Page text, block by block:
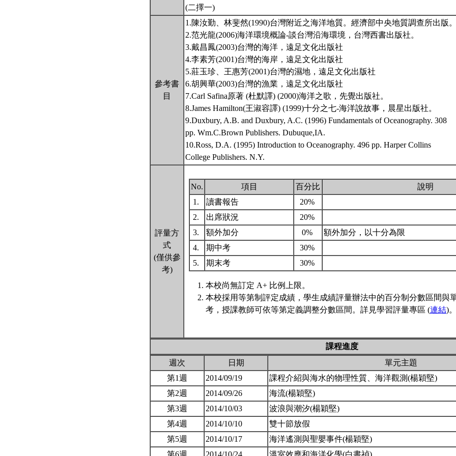
(二擇一)
參考書
目
1.陳汝勤、林斐然(1990)台灣附近之海洋地質。經濟部中央地質調查所出版
2.范光龍(2006)海洋環境概論-談台灣沿海環境，台灣西書出版社。
3.戴昌鳳(2003)台灣的海洋，遠足文化出版社
4.李素芳(2001)台灣的海岸，遠足文化出版社
5.莊玉珍、王惠芳(2001)台灣的濕地，遠足文化出版社
6.胡興華(2003)台灣的漁業，遠足文化出版社
7.Carl Safina原著 (杜默譯) (2000)海洋之歌，先覺出版社。
8.James Hamilton(王淑容譯) (1999)十分之七-海洋說故事，晨星出版社。
9.Duxbury, A.B. and Duxbury, A.C. (1996) Fundamentals of Oceanography. 308
pp. Wm.C.Brown Publishers. Dubuque,IA.
10.Ross, D.A. (1995) Introduction to Oceanography. 496 pp. Harper Collins
College Publishers. N.Y.
評量方
式
(僅供參
考)
No. 項目 百分比
說明
1.
讀書報告
20%
2.
出席狀況
20%
3.
額外加分 0%
額外加分，以十分為限
4.
期中考
30%
5.
期末考 30%
本校尚無訂定 A+ 比例上限。
本校採用等第制評定成績，學生成績評量辦法中的百分制分數區間與
考，授課教師可依等第定義調整分數區間。詳見學習評量專區 (連結)
課程進度
週次
日期
單元主題
第1週
2014/09/19
課程介紹與海水的物理性質、海洋觀測(楊穎堅)
第2週
2014/09/26
海流(楊穎堅)
第3週
2014/10/03
波浪與潮汐(楊穎堅)
第4週
2014/10/10
雙十節放假
第5週
2014/10/17
海洋遙測與聖嬰事件(楊穎堅)
第6週
2014/10/24 溫室效應和海洋化學(白書禎)